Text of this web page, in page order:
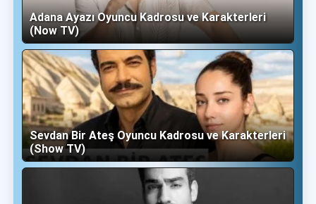
Adana Ayazı Oyuncu Kadrosu ve Karakterleri
(Now TV)
Sevdan Bir Ateş Oyuncu Kadrosu ve Karakterleri
(Show TV)